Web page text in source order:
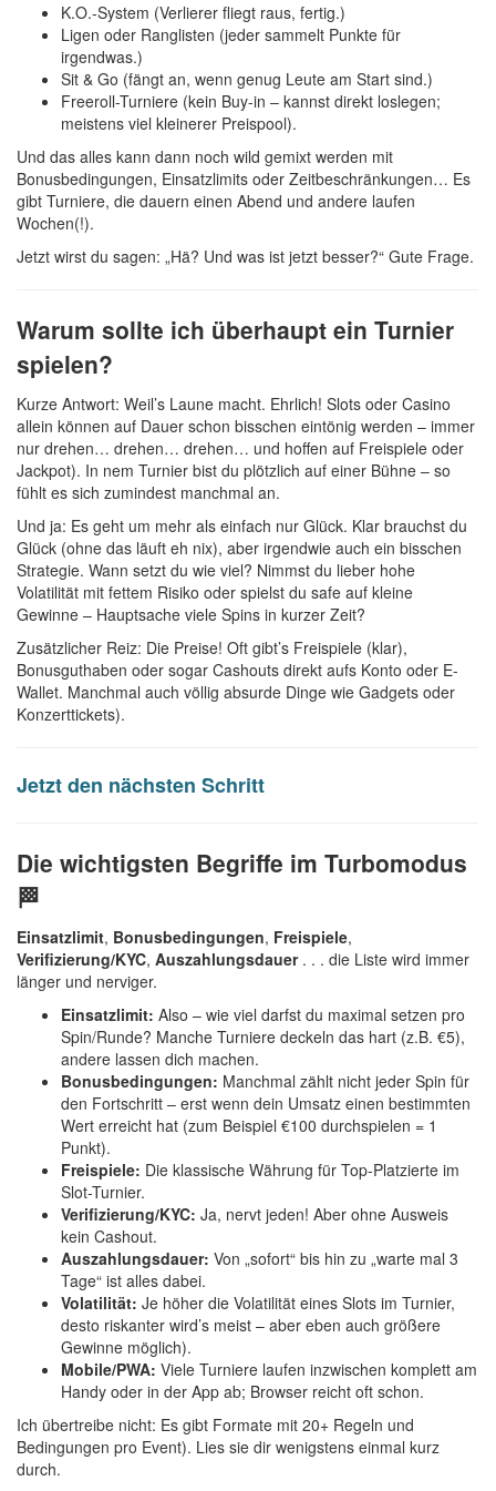
K.O.-System (Verlierer fliegt raus, fertig.)
Ligen oder Ranglisten (jeder sammelt Punkte für
irgendwas.)
Sit & Go (fängt an, wenn genug Leute am Start sind.)
Freeroll-Turniere (kein Buy-in – kannst direkt loslegen;
meistens viel kleinerer Preispool).
Und das alles kann dann noch wild gemixt werden mit
Bonusbedingungen, Einsatzlimits oder Zeitbeschränkungen… Es
gibt Turniere, die dauern einen Abend und andere laufen
Wochen(!).
Jetzt wirst du sagen: „Hä? Und was ist jetzt besser?“ Gute Frage.
Warum sollte ich überhaupt ein Turnier
spielen?
Kurze Antwort: Weil’s Laune macht. Ehrlich! Slots oder Casino
allein können auf Dauer schon bisschen eintönig werden – immer
nur drehen… drehen… drehen… und hoffen auf Freispiele oder
Jackpot). In nem Turnier bist du plötzlich auf einer Bühne – so
fühlt es sich zumindest manchmal an.
Und ja: Es geht um mehr als einfach nur Glück. Klar brauchst du
Glück (ohne das läuft eh nix), aber irgendwie auch ein bisschen
Strategie. Wann setzt du wie viel? Nimmst du lieber hohe
Volatilität mit fettem Risiko oder spielst du safe auf kleine
Gewinne – Hauptsache viele Spins in kurzer Zeit?
Zusätzlicher Reiz: Die Preise! Oft gibt’s Freispiele (klar),
Bonusguthaben oder sogar Cashouts direkt aufs Konto oder E-
Wallet. Manchmal auch völlig absurde Dinge wie Gadgets oder
Konzerttickets).
Jetzt den nächsten Schritt
Die wichtigsten Begriffe im Turbomodus
🏁
Einsatzlimit, Bonusbedingungen, Freispiele,
Verifizierung/KYC, Auszahlungsdauer. . . die Liste wird immer
länger und nerviger.
Einsatzlimit: Also – wie viel darfst du maximal setzen pro
Spin/Runde? Manche Turniere deckeln das hart (z.B. €5),
andere lassen dich machen.
Bonusbedingungen: Manchmal zählt nicht jeder Spin für
den Fortschritt – erst wenn dein Umsatz einen bestimmten
Wert erreicht hat (zum Beispiel €100 durchspielen = 1
Punkt).
Freispiele: Die klassische Währung für Top-Platzierte im
Slot-Turnier.
Verifizierung/KYC: Ja, nervt jeden! Aber ohne Ausweis
kein Cashout.
Auszahlungsdauer: Von „sofort“ bis hin zu „warte mal 3
Tage“ ist alles dabei.
Volatilität: Je höher die Volatilität eines Slots im Turnier,
desto riskanter wird’s meist – aber eben auch größere
Gewinne möglich).
Mobile/PWA: Viele Turniere laufen inzwischen komplett am
Handy oder in der App ab; Browser reicht oft schon.
Ich übertreibe nicht: Es gibt Formate mit 20+ Regeln und
Bedingungen pro Event). Lies sie dir wenigstens einmal kurz
durch.